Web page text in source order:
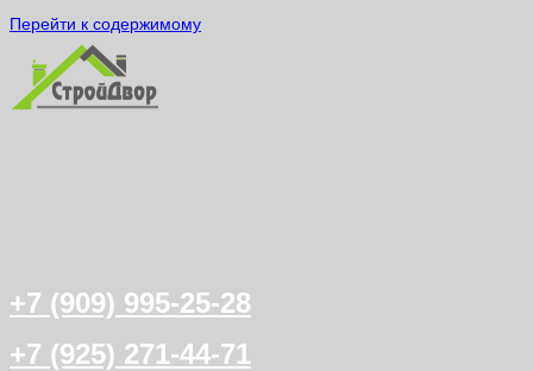
Перейти к содержимому
+7 (909) 995-25-28
+7 (925) 271-44-71